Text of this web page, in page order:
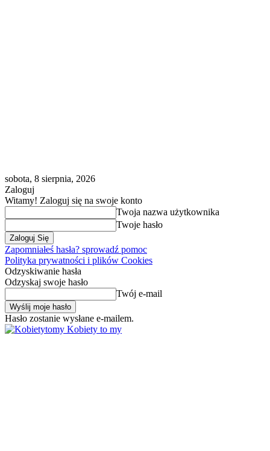
sobota, 8 sierpnia, 2026
Zaloguj
Witamy! Zaloguj się na swoje konto
Twoja nazwa użytkownika
Twoje hasło
Zapomniałeś hasła? sprowadź pomoc
Polityka prywatności i plików Cookies
Odzyskiwanie hasła
Odzyskaj swoje hasło
Twój e-mail
Hasło zostanie wysłane e-mailem.
Kobiety to my